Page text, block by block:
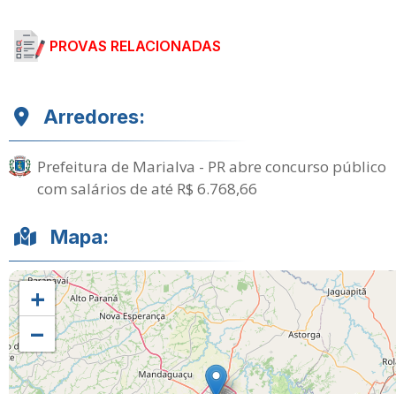
PROVAS RELACIONADAS
Arredores:
Prefeitura de Marialva - PR abre concurso público
com salários de até R$ 6.768,66
Mapa:
+
−